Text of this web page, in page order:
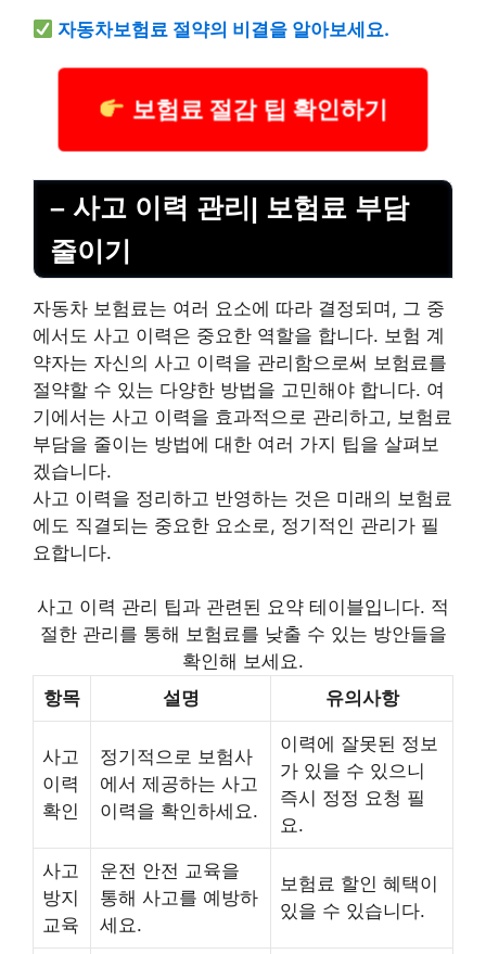
자동차보험료 절약의 비결을 알아보세요.
보험료 절감 팁 확인하기
– 사고 이력 관리| 보험료 부담
줄이기
자동차 보험료는 여러 요소에 따라 결정되며, 그 중
에서도 사고 이력은 중요한 역할을 합니다. 보험 계
약자는 자신의 사고 이력을 관리함으로써 보험료를
절약할 수 있는 다양한 방법을 고민해야 합니다. 여
기에서는 사고 이력을 효과적으로 관리하고, 보험료
부담을 줄이는 방법에 대한 여러 가지 팁을 살펴보
겠습니다.
사고 이력을 정리하고 반영하는 것은 미래의 보험료
에도 직결되는 중요한 요소로, 정기적인 관리가 필
요합니다.
사고 이력 관리 팁과 관련된 요약 테이블입니다. 적
절한 관리를 통해 보험료를 낮출 수 있는 방안들을
확인해 보세요.
항목
설명 유의사항
사고
이력
확인
정기적으로 보험사
에서 제공하는 사고
이력을 확인하세요.
이력에 잘못된 정보
가 있을 수 있으니
즉시 정정 요청 필
요.
사고
방지
교육
운전 안전 교육을
통해 사고를 예방하
세요.
보험료 할인 혜택이
있을 수 있습니다.